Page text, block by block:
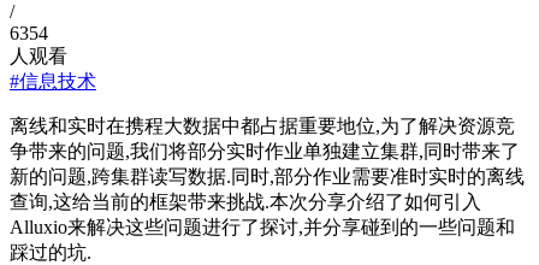
/
6354
人观看
#信息技术
离线和实时在携程大数据中都占据重要地位,为了解决资源竞
争带来的问题,我们将部分实时作业单独建立集群,同时带来了
新的问题,跨集群读写数据.同时,部分作业需要准时实时的离线
查询,这给当前的框架带来挑战.本次分享介绍了如何引入
Alluxio来解决这些问题进行了探讨,并分享碰到的一些问题和
踩过的坑.